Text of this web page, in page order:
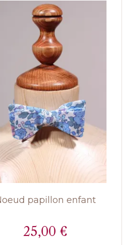
papillon enfant
Prix
25,00 €